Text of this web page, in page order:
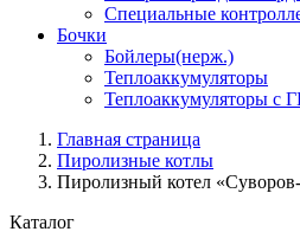
Специальные
Бочки
Бойлеры(нерж.)
Теплоаккумуляторы
Теплоаккумуляторы с
Главная страница
Пиролизные котлы
Пиролизный котел
Каталог